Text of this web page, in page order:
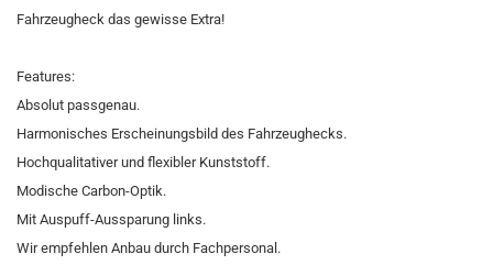
Fahrzeugheck das gewisse Extra!
Features:
Absolut passgenau.
Harmonisches Erscheinungsbild des Fahrzeughecks.
Hochqualitativer und flexibler Kunststoff.
Modische Carbon-Optik.
Mit Auspuff-Aussparung links.
Wir empfehlen Anbau durch Fachpersonal.